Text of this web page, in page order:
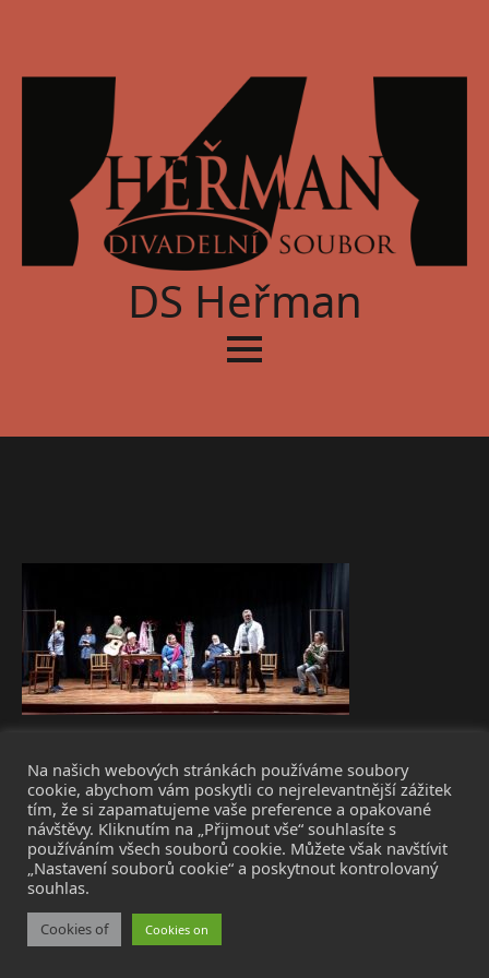
DS Heřman
Na našich webových stránkách používáme soubory
cookie, abychom vám poskytli co nejrelevantnější zážitek
tím, že si zapamatujeme vaše preference a opakované
návštěvy. Kliknutím na „Přijmout vše“ souhlasíte s
používáním všech souborů cookie. Můžete však navštívit
„Nastavení souborů cookie“ a poskytnout kontrolovaný
souhlas.
Cookies of Cookies on